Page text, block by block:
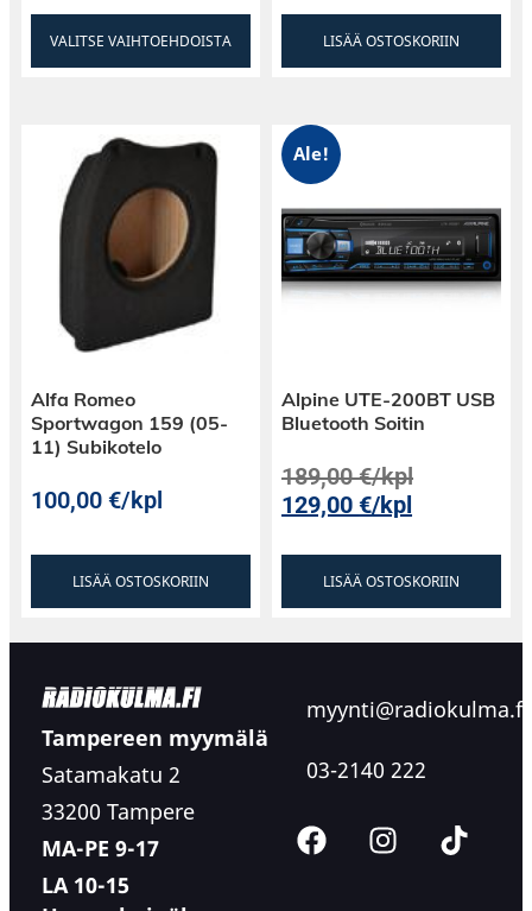
VALITSE VAIHTOEHDOISTA LISÄÄ OSTOSKORIIN
Alfa Romeo
Sportwagon 159 (05-
11) Subikotelo
100,00€/kpl
LISÄÄ OSTOSKORIIN
Ale!
Alpine UTE-200BT USB
Bluetooth Soitin
189,00€/kpl
129,00€/kpl
LISÄÄ OSTOSKORIIN
Tampereen myymälä
Satamakatu 2
33200 Tampere
MA-PE 9-17
LA 10-15
myynti@radiokulma.fi
03-2140 222